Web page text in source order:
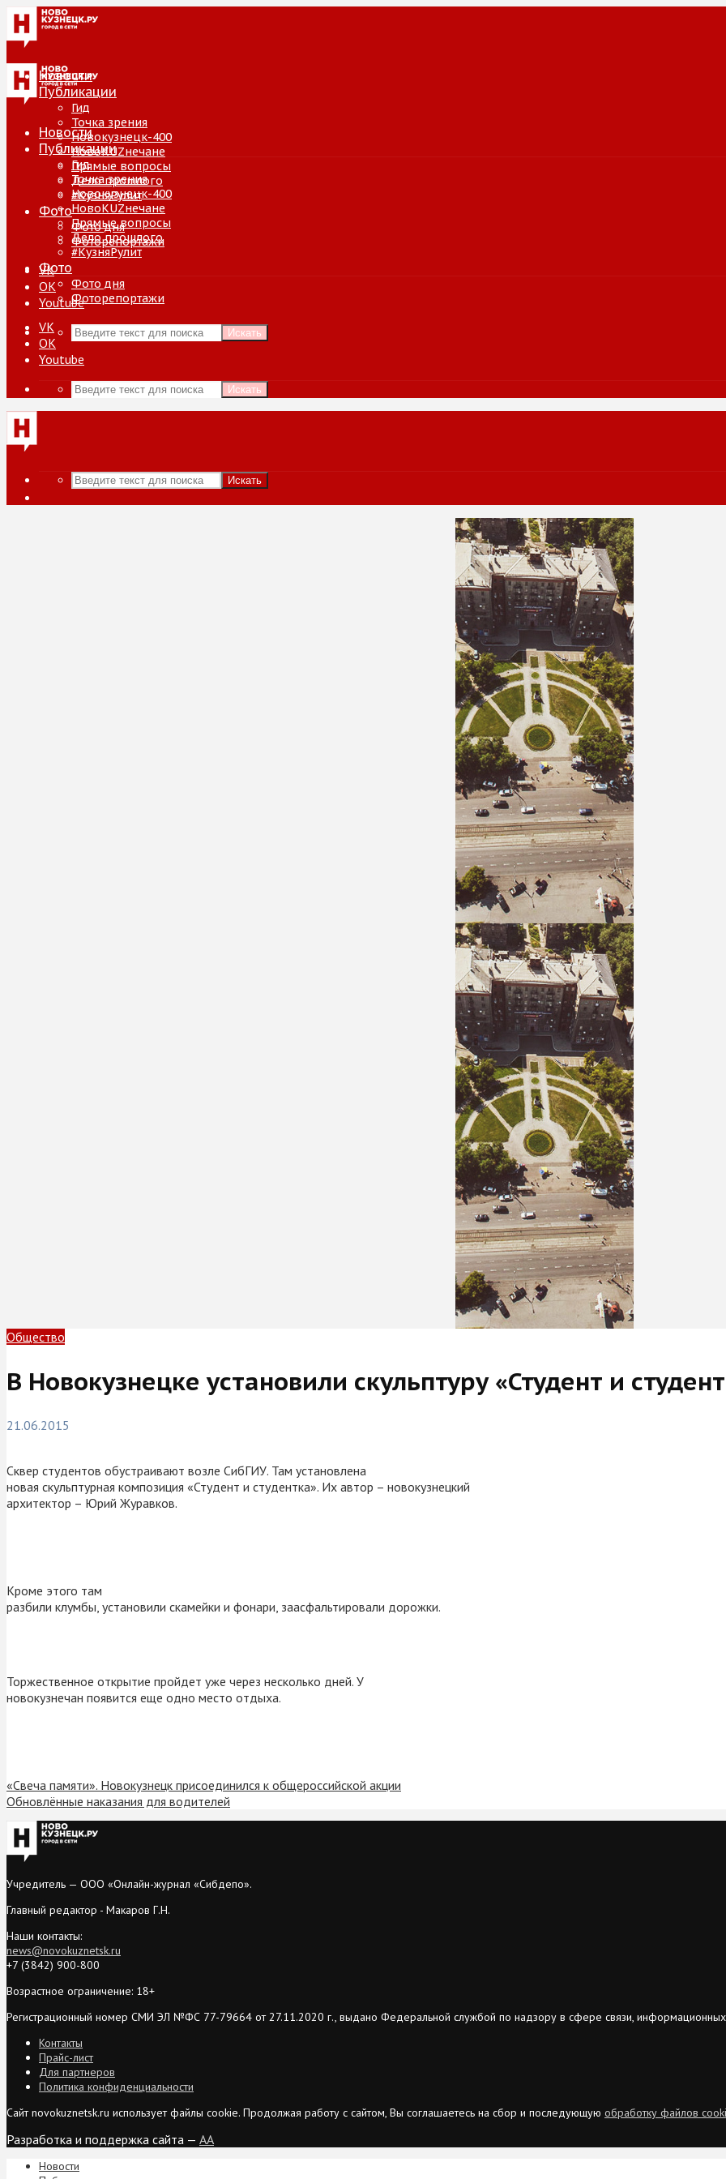
Новости
Публикации
Гид
Точка зрения
Новокузнецк-400
НовоKUZнечане
Прямые вопросы
Дело прошлого
#КузняРулит
Фото
Фото дня
Фоторепортажи
VK
ОК
Youtube
Искать
Новости
Публикации
Гид
Точка зрения
Новокузнецк-400
НовоKUZнечане
Прямые вопросы
Дело прошлого
#КузняРулит
Фото
Фото дня
Фоторепортажи
VK
ОК
Youtube
Искать
Искать
Общество
В Новокузнецке установили скульптуру «Студент и
21.06.2015
Сквер студентов обустраивают возле СибГИУ. Там установлена
новая скульптурная композиция «Студент и студентка». Их автор – новокузнецкий
архитектор – Юрий Журавков.
Кроме этого там
разбили клумбы, установили скамейки и фонари, заасфальтировали дорожки.
Торжественное открытие пройдет уже через несколько дней. У
новокузнечан появится еще одно место отдыха.
«Свеча памяти». Новокузнецк присоединился к общероссийской акции
Обновлённые наказания для водителей
Учредитель — ООО «Онлайн-журнал «Сибдепо».
Главный редактор - Макаров Г.Н.
Наши контакты:
news@novokuznetsk.ru
+7 (3842) 900-800
Возрастное ограничение: 18+
Регистрационный номер СМИ ЭЛ №ФС 77-79664 от 27.11.2020 г., выдано Федеральной службой по надзору в сфере связи, информационных
Контакты
Прайс-лист
Для партнеров
Политика конфиденциальности
Сайт novokuznetsk.ru использует файлы cookie. Продолжая работу с сайтом, Вы соглашаетесь на сбор и последующую обработку файлов
Разработка и поддержка сайта — AA
Новости